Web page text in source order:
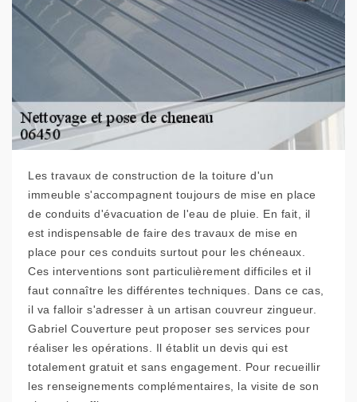
Les travaux de construction de la toiture d'un
immeuble s'accompagnent toujours de mise en place
de conduits d'évacuation de l'eau de pluie. En fait, il
est indispensable de faire des travaux de mise en
place pour ces conduits surtout pour les chéneaux.
Ces interventions sont particulièrement difficiles et il
faut connaître les différentes techniques. Dans ce cas,
il va falloir s'adresser à un artisan couvreur zingueur.
Gabriel Couverture peut proposer ses services pour
réaliser les opérations. Il établit un devis qui est
totalement gratuit et sans engagement. Pour recueillir
les renseignements complémentaires, la visite de son